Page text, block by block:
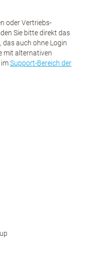
oder Vertriebs-
Sie bitte direkt das
das auch ohne Login
mit alternativen
imSupport-Bereich der